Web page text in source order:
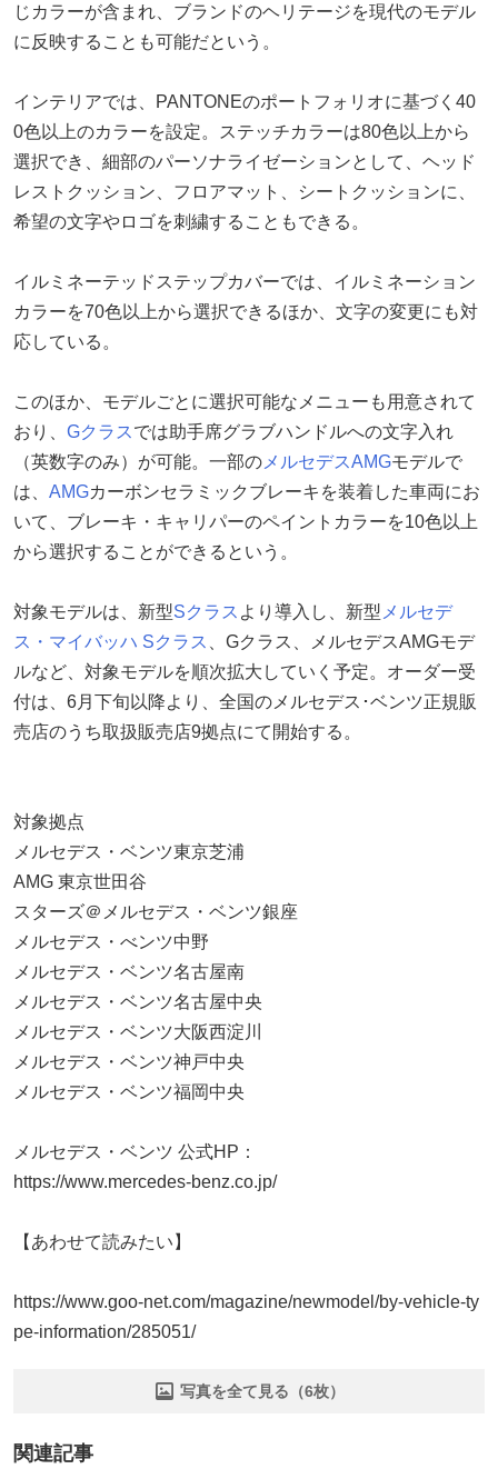
じカラーが含まれ、ブランドのヘリテージを現代のモデル
に反映することも可能だという。
インテリアでは、PANTONEのポートフォリオに基づく40
0色以上のカラーを設定。ステッチカラーは80色以上から
選択でき、細部のパーソナライゼーションとして、ヘッド
レストクッション、フロアマット、シートクッションに、
希望の文字やロゴを刺繍することもできる。
イルミネーテッドステップカバーでは、イルミネーション
カラーを70色以上から選択できるほか、文字の変更にも対
応している。
このほか、モデルごとに選択可能なメニューも用意されて
おり、 Gクラス では助手席グラブハンドルへの文字入れ
（英数字のみ）が可能。一部の メルセデスAMGモデルで
は、 AMGカーボンセラミックブレーキを装着した車両にお
いて、ブレーキ・キャリパーのペイントカラーを10色以上
から選択することができるという。
対象モデルは、新型Sクラス より導入し、新型 メルセデ
ス・マイバッハ Sクラス
、Gクラス、メルセデスAMGモデ
ルなど、対象モデルを順次拡大していく予定。オーダー受
付は、6月下旬以降より、全国のメルセデス･ベンツ正規販
売店のうち取扱販売店9拠点にて開始する。
対象拠点
メルセデス・ベンツ東京芝浦
AMG 東京世田谷
スターズ＠メルセデス・ベンツ銀座
メルセデス・べンツ中野
メルセデス・ベンツ名古屋南
メルセデス・ベンツ名古屋中央
メルセデス・ベンツ大阪西淀川
メルセデス・ベンツ神戸中央
メルセデス・ベンツ福岡中央
メルセデス・ベンツ 公式HP：
https://www.mercedes-benz.co.jp/
【あわせて読みたい】
https://www.goo-net.com/magazine/newmodel/by-vehicle-ty
pe-information/285051/
写真を全て見る（6枚）
関連記事